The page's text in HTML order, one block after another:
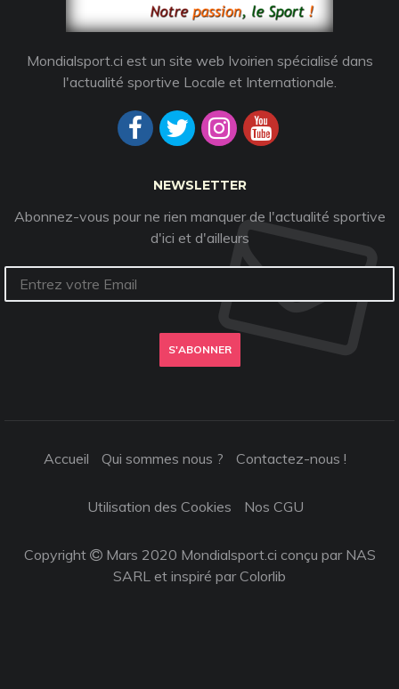
Mondialsport.ci est un site web Ivoirien spécialisé dans
l'actualité sportive Locale et Internationale.
NEWSLETTER
Abonnez-vous pour ne rien manquer de l'actualité sportive
d'ici et d'ailleurs
S'ABONNER
Accueil Qui sommes nous ? Contactez-nous !
Utilisation des Cookies Nos CGU
Copyright
Mars 2020 Mondialsport.ci conçu par NAS
SARL et inspiré parColorlib